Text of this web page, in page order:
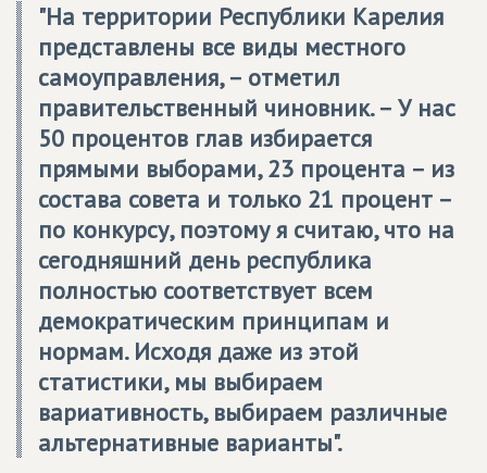
"На территории Республики Карелия
представлены все виды местного
самоуправления, – отметил
правительственный чиновник. – У нас
50 процентов глав избирается
прямыми выборами, 23 процента – из
состава совета и только 21 процент –
по конкурсу, поэтому я считаю, что на
сегодняшний день республика
полностью соответствует всем
демократическим принципам и
нормам. Исходя даже из этой
статистики, мы выбираем
вариативность, выбираем различные
альтернативные варианты".